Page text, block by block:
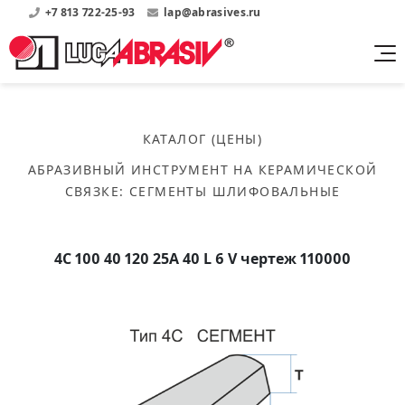
+7 813 722-25-93 lap@abrasives.ru
бакелитовой связке
Скачать каталог
Круги шлифовальные
Сегменты шлифовальные
керамической связке
Круги шлифовальные
Скачать прайсы на нашу продукцию
Нормативные документы, ГОСТы, Инструкции по
Публикации
О нас
Информация о заводе
История завода
Список партнеров завода
Мероприятия
Контакты
КАТАЛОГ (ЦЕНЫ)
АБРАЗИВНЫЙ ИНСТРУМЕНТ НА КЕРАМИЧЕСКОЙ
СВЯЗКЕ: СЕГМЕНТЫ ШЛИФОВАЛЬНЫЕ
4С 100 40 120 25А 40 L 6 V чертеж 110000